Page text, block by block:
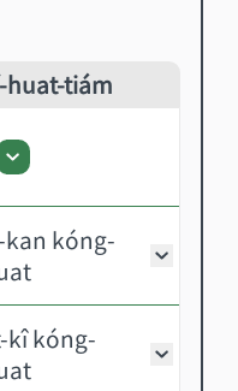
- 下拉選單 - 關閉
huat-tiám
時間/日期/星期/公元
kan kóng-
時間講
kî kóng-
日期講